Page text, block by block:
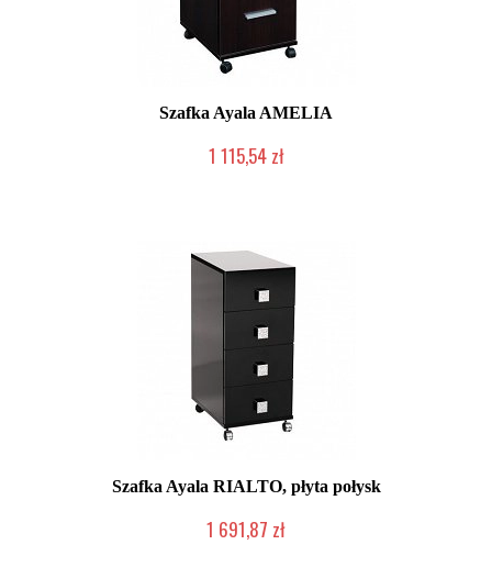
Szafka Ayala AMELIA
1 115,54 zł
Szafka Ayala RIALTO, płyta połysk
1 691,87 zł